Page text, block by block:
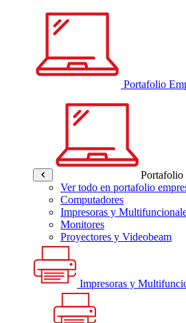
Portafolio
Portafolio
Ver todo en portafolio
Computadores
Impresoras y
Monitores
Proyectores y Videobeam
Impresoras y